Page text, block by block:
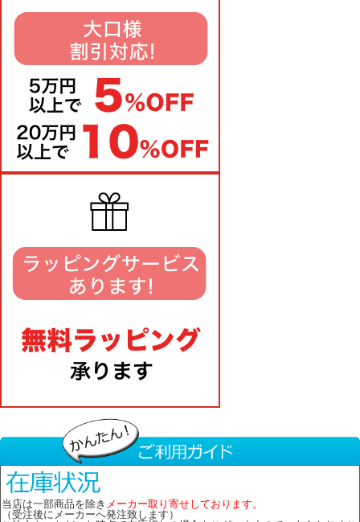
当店は一部商品を除き メーカー取り寄せしております。
（受注後にメーカーへ発注致します）